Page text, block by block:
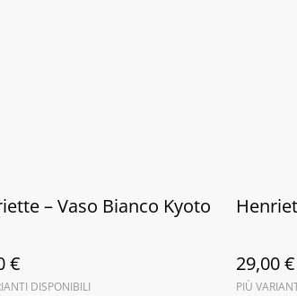
– Vaso Bianco Kyoto
€
DISPONIBILI
29,00 €
PIÙ